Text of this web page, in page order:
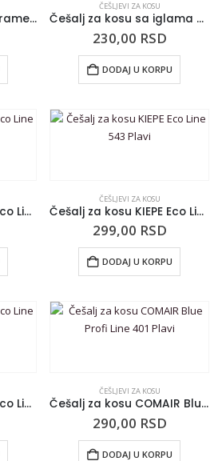
Češalj za izvlačenje pramenova KIEPE 13101 Crni
ČEŠLJEVI ZA KOSU
Češalj za kosu sa iglama CB08 Crni
230,00 RSD
DODAJ U KORPU
Češalj za kosu KIEPE Eco Line 541 Plavi
ČEŠLJEVI ZA KOSU
Češalj za kosu KIEPE Eco Line 543 Plavi
299,00 RSD
DODAJ U KORPU
Češalj za kosu KIEPE Eco Line 547 Plavi
ČEŠLJEVI ZA KOSU
Češalj za kosu COMAIR Blue Profi Line 401 Plavi
290,00 RSD
DODAJ U KORPU